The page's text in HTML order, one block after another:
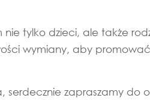
tylko dzieci, ale także
wymiany, aby
zapraszamy do